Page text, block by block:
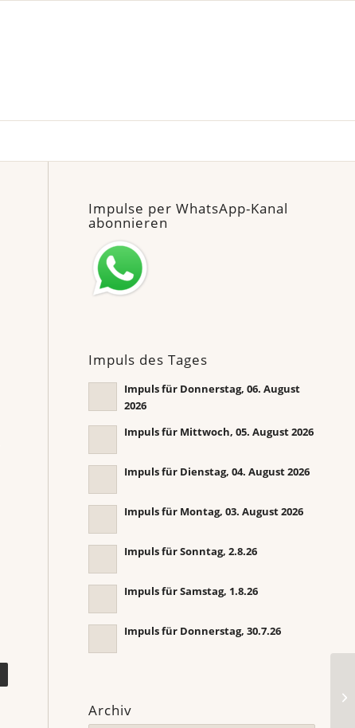
Impulse per WhatsApp-Kanal
abonnieren
Impuls des Tages
Impuls für Donnerstag, 06. August
2026
Impuls für Mittwoch, 05. August 2026
Impuls für Dienstag, 04. August 2026
Impuls für Montag, 03. August 2026
Impuls für Sonntag, 2.8.26
Impuls für Samstag, 1.8.26
Impuls für Donnerstag, 30.7.26
Archiv